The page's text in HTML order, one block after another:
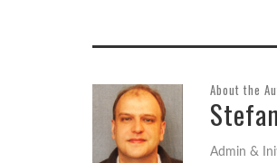
About the
Admin &